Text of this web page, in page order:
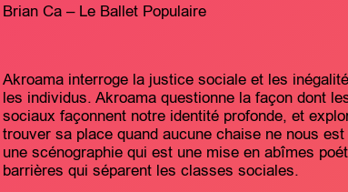
Brian Ca – Le Ballet Populaire
Akroama interroge la justice sociale et les
les individus. Akroama questionne la façon dont
sociaux façonnent notre identité profonde, et
trouver sa place quand aucune chaise ne nous
une scénographie qui est une mise en abîmes
barrières qui séparent les classes sociales.